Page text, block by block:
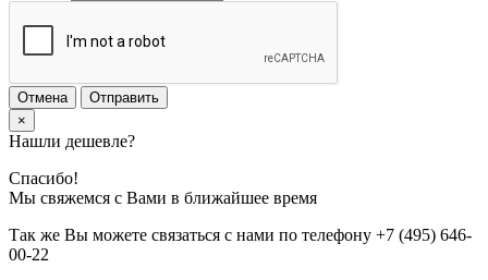
Отмена
Отправить
×
Нашли дешевле?
Спасибо!
Мы свяжемся с Вами в ближайшее время
Так же Вы можете связаться с нами по телефону +7 (495) 646-
00-22